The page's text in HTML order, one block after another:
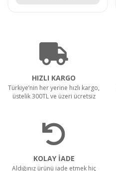
HIZLI KARGO
Türkiye’nin her yerine hızlı kargo,
üstelik 300TL ve üzeri ücretsiz
KOLAY İADE
Aldığınız ürünü iade etmek hiç